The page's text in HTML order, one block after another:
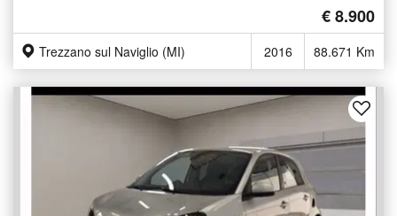
€ 8.900
Trezzano sul Naviglio (MI) 2016 88.671 Km